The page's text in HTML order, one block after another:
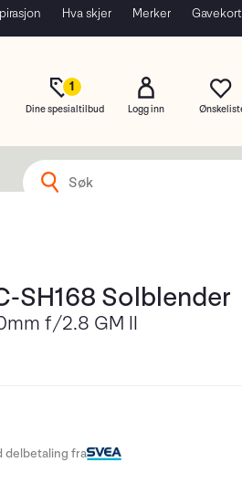
Hva skjer Merker Gavekort
1
Dine spesialtilbud Logg inn
SH168 Solblender
f/2.8 GM II
delbetaling fra